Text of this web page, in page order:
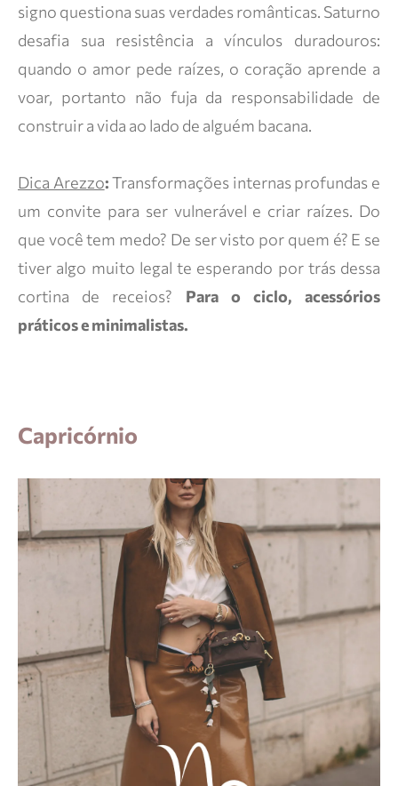
signo questiona suas verdades românticas. Saturno
desafia sua resistência a vínculos duradouros:
quando o amor pede raízes, o coração aprende a
voar, portanto não fuja da responsabilidade de
construir a vida ao lado de alguém bacana.
Dica Arezzo:Transformações internas profundas e
um convite para ser vulnerável e criar raízes. Do
que você tem medo? De ser visto por quem é? E se
tiver algo muito legal te esperando por trás dessa
cortina de receios? Para o ciclo, acessórios
práticos e minimalistas.
Capricórnio